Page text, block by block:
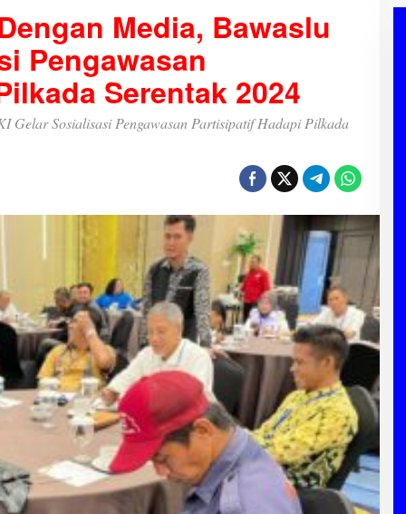
Media, Bawaslu
Pengawasan
Serentak 2024
Gelar Sosialisasi Pengawasan Partisipatif Hadapi Pilkada